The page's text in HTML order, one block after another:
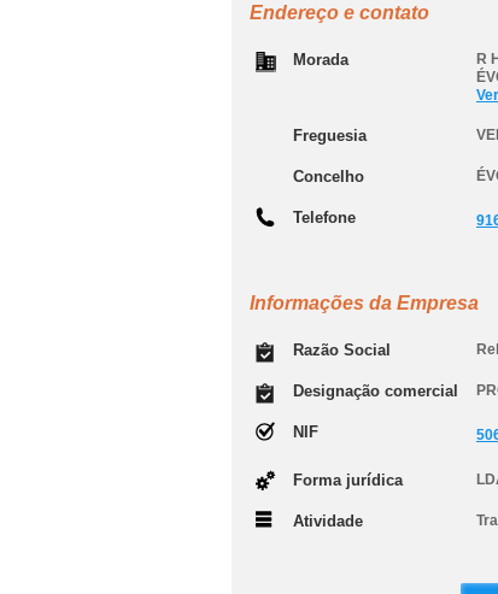
Endereço e contato
Morada R
Freguesia
Concelho
Telefone
Informações da Empresa
Razão Social
Designação comercial
NIF
Forma jurídica
Atividade